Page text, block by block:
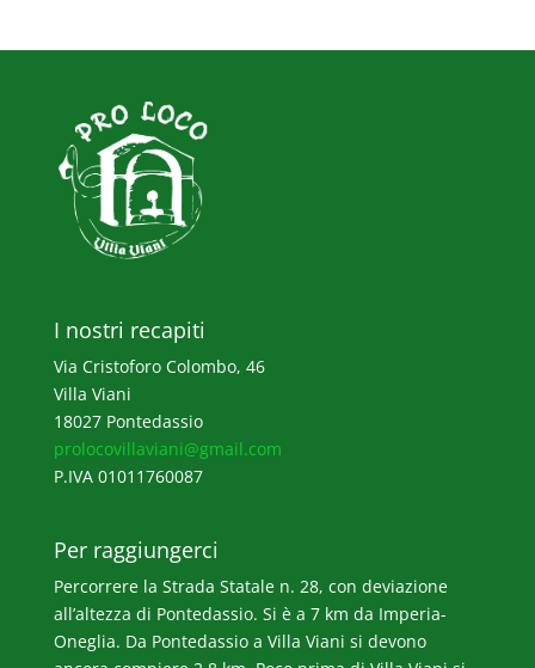
I nostri recapiti
Via Cristoforo Colombo, 46
Villa Viani
18027 Pontedassio
prolocovillaviani@gmail.com
P.IVA 01011760087
Per raggiungerci
Percorrere la Strada Statale n. 28, con deviazione
all’altezza di Pontedassio. Si è a 7 km da Imperia-
Oneglia. Da Pontedassio a Villa Viani si devono